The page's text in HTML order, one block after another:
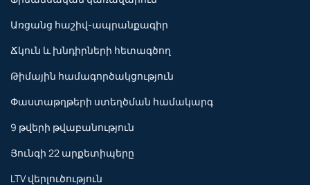
Առցանց հաշիվ-ապրանքագիր
Ճկուն և խնդիրների հետագծող
Թիմային համագործակցություն
Փաստաթղթերի ստեղծման համակարգ
9 թվերի թվաբանություն
Յունգի 22 արքետիպերը
LTV վերլուծություն